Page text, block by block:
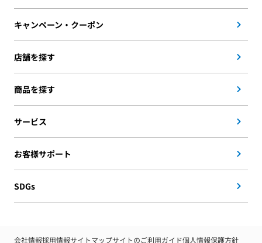
キャンペーン・クーポン
店舗を探す
商品を探す
サービス
お客様サポート
SDGs
会社情報採用情報サイトマップサイトのご利用ガイド個人情報保護方針